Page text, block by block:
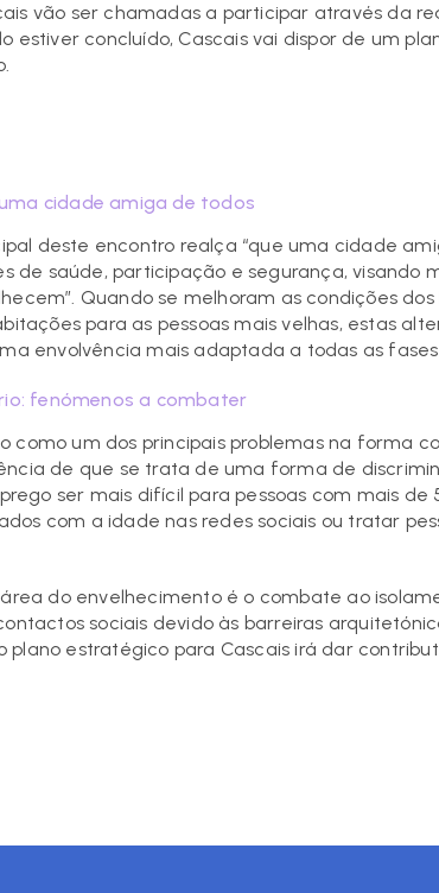
vão ser chamadas a participar através da
estiver concluído, Cascais vai dispor de um
cidade amiga de todos
deste encontro realça “que uma cidade
de saúde, participação e segurança, visando
Quando se melhoram as condições
para as pessoas mais velhas, estas
envolvência mais adaptada a todas as
fenómenos a combater
como um dos principais problemas na forma
de que se trata de uma forma de
ser mais difícil para pessoas com mais de
com a idade nas redes sociais ou tratar
do envelhecimento é o combate ao
sociais devido às barreiras
plano estratégico para Cascais irá dar